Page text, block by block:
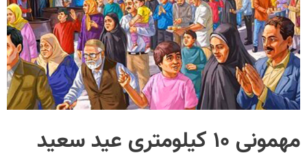
مهمونی ۱۰ کیلومتری عید سعید